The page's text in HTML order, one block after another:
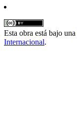
Esta obra está bajo una
Internacional.